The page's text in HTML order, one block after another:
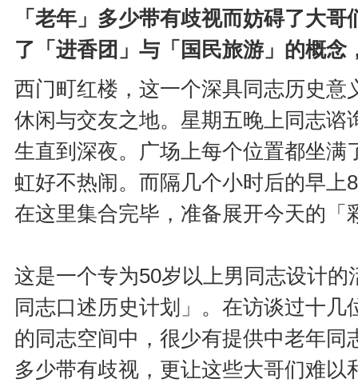
「老年」多少带有歧视而妨碍了大
了「进香团」与「国民旅游」的概
西门町红楼，这一个深具同志历史
休闲与交友之地。星期五晚上同志
生直到深夜。广场上每个位置都坐
虹好不热闹。而隔几个小时后的早
在这里集合完毕，准备展开今天的
这是一个专为50岁以上男同志设计
同志口述历史计划」。在访谈过十
的同志空间中，很少有提供中老年
多少带有歧视，更让这些大哥们难